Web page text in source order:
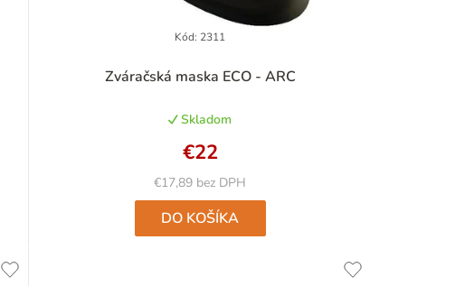
Zváračská maska ECO - ARC
hodnotenie
je
4,7
z
5
hviezdičiek.
Skladom
€17,89 bez DPH
€22
DO KOŠÍKA
Kód: 2311